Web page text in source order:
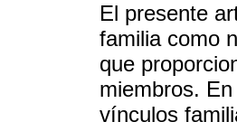
El presente
familia como
que
miembros.
vínculos